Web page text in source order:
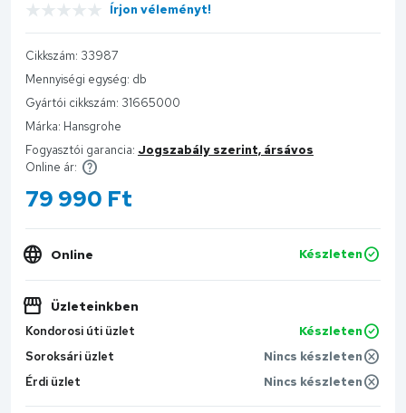
Írjon véleményt!
Cikkszám: 33987
Mennyiségi egység: db
Gyártói cikkszám: 31665000
Márka: Hansgrohe
Fogyasztói garancia: Jogszabály szerint, ársávos
Online ár:
79 990 Ft
Online Készleten
Üzleteinkben
Kondorosi úti üzlet
Készleten
Soroksári üzlet
Nincs készleten
Érdi üzlet
Nincs készleten